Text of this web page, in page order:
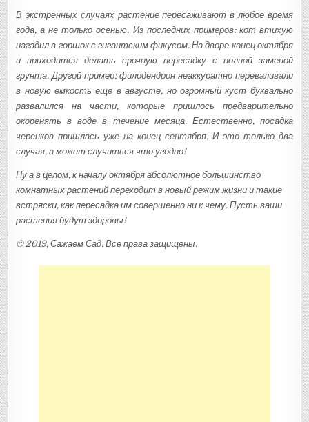
В экстренных случаях растение пересаживают в любое время
года, а не только осенью. Из последних примеров: кот втихую
нагадил в горшок с гигантским фикусом. На дворе конец октября
и приходится делать срочную пересадку с полной заменой
грунта. Другой пример: филодендрон неаккуратно переваливали
в новую емкость еще в августе, но огромный куст буквально
развалился на части, которые пришлось предварительно
окоренять в воде в течение месяца. Естественно, посадка
черенков пришлась уже на конец сентября. И это только два
случая, а может случиться что угодно!
Ну а в целом, к началу октября абсолютное большинство
комнатных растений переходит в новый режим жизни и такие
встряски, как пересадка им совершенно ни к чему. Пусть ваши
растения будут здоровы!
© 2019, Сажаем Сад. Все права защищены.